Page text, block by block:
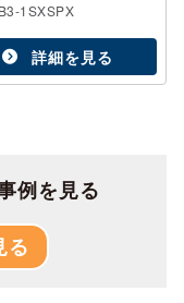
1SXSPX
詳細を見る
例を見る
る